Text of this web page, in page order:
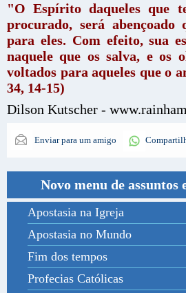
"O Espírito daqueles que
procurado, será abençoado
para eles. Com efeito, sua
naquele que os salva, e os
voltados para aqueles que o
34, 14-15)
Dilson Kutscher -
Enviar para um amigo
Novo menu de assuntos
Apostasia na Igreja
Apostasia no Mundo
Fim dos tempos
Profecias Católicas